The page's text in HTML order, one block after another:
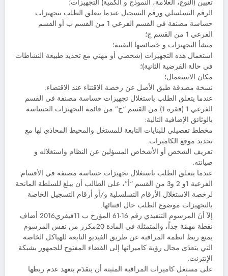
تعيين (النوع، العلامة، النموذج و الكمية) التجهيزات؛
الرقم التسلسلي ورقم التسجيل عندما يتعلق الطلب بتجهيزات
حساسة مصنفة في القسم الفرعي 1 من القسم ب أو القسم
الفرعي 1 من القسم ج؛
منشأ التجهيزات و خصائصها التقنية؛
استعمال هذه التجهيزات (شخصي أو مهني مع تحديد طبيعة النشاطات
في حالة الفرضية الثانية)؛
مكان الاستعمال؛
نسخة مصدقة طبق الأصل عن رخصة الاقتناء عند الاقتضاء.
عندما يتعلق الطلب باستغلال تجهيزات حساسة مصنفة في القسم
الفرعي 1 (فقرة 1) من القسم “ج” من قائمة التجهيزات الحساسة
بالوثائق الإضافية التالية:
مخطط تفصيلي للبنايات التابعة للمستغل والمحيط المحاذي لها مع
تحديد موقع الكاميرات.
تعريف الشخص أو الأشخاص المسؤلين عن النظام واستغلاله و
صيانته.
عندما يتعلق الطلب باستغلال تجهيزات حساسة مصنفة في الأقسام
الفرعية 1و 2 و3 من القسم “أ”، على الطالب أن يبلغ للسلطة المانحة
لرخصة الاستغلال الأرقام التسلسلية و/أو أرقام التسجيل الخاصة
بالتجهيزات موضوع الطلب حال اقتنائها.
إلاَ أنَ المرسوم التنفيذي رقم 16-61 المؤرخ ب 11فيفري2016 أضاف
نقطة مهمَة جداً، والمتمثلة في المادة 20مكرر من نفس المرسوم
يمنع ربط انظمة المراقبة عن طريق الفيديو التابعة للهياكل الخاصة
التي يتعدَى مجال رؤية كاميراتها إلى الفضاء المفتوح للجمهور بشبكة
الإنترنت.
على مستغل كاميرات المراقبة المثبتة أن يتقدَم بتعهد عدم ربطها